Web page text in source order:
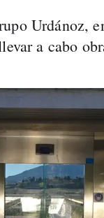
Urdánoz,
a cabo